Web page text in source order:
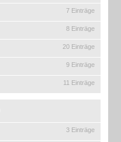
7 Einträge
8 Einträge
20 Einträge
9 Einträge
11 Einträge
3 Einträge